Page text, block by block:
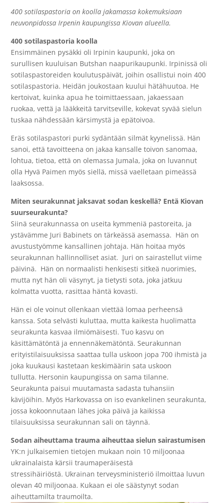
400 sotilaspastoria on koolla jakamassa kokemuksiaan
neuvonpidossa Irpenin kaupungissa Kiovan alueella.
400 sotilaspastoria koolla
Ensimmäinen pysäkki oli Irpinin kaupunki, joka on
surullisen kuuluisan Butshan naapurikaupunki. Irpinissä oli
sotilaspastoreiden koulutuspäivät, joihin osallistui noin 400
sotilaspastoria. Heidän joukostaan kuului hätähuutoa. He
kertoivat, kuinka apua he toimittaessaan, jakaessaan
ruokaa, vettä ja lääkkeitä tarvitseville, kokevat syvää sielun
tuskaa nähdessään kärsimystä ja epätoivoa.
Eräs sotilaspastori purki sydäntään silmät kyynelissä. Hän
sanoi, että tavoitteena on jakaa kansalle toivon sanomaa,
lohtua, tietoa, että on olemassa Jumala, joka on luvannut
olla Hyvä Paimen myös siellä, missä vaelletaan pimeässä
laaksossa.
Miten seurakunnat jaksavat sodan keskellä? Entä Kiovan
suurseurakunta?
Siinä seurakunnassa on useita kymmeniä pastoreita, ja
ystävämme Juri Babinets on tärkeässä asemassa. Hän on
avustustyömme kansallinen johtaja. Hän hoitaa myös
seurakunnan hallinnolliset asiat. Juri on sairastellut viime
päivinä. Hän on normaalisti henkisesti sitkeä nuorimies,
mutta nyt hän oli väsynyt, ja tietysti sota, joka jatkuu
kolmatta vuotta, rasittaa häntä kovasti.
Hän ei ole voinut ollenkaan viettää lomaa perheensä
kanssa. Sota selvästi kuluttaa, mutta kaikesta huolimatta
seurakunta kasvaa ilmiömäisesti. Tuo kasvu on
käsittämätöntä ja ennennäkemätöntä. Seurakunnan
erityistilaisuuksissa saattaa tulla uskoon jopa 700 ihmistä ja
joka kuukausi kastetaan keskimäärin sata uskoon
tullutta. Hersonin kaupungissa on sama tilanne.
Seurakunta paisui muutamasta sadasta tuhansiin
kävijöihin. Myös Harkovassa on iso evankelinen seurakunta,
jossa kokoonnutaan lähes joka päivä ja kaikissa
tilaisuuksissa seurakunnan sali on täynnä.
Sodan aiheuttama trauma aiheuttaa sielun sairastumisen
YK:n julkaisemien tietojen mukaan noin 10 miljoonaa
ukrainalaista kärsii traumaperäisestä
stressihäiriöstä. Ukrainan terveysministeriö ilmoittaa luvun
olevan 40 miljoonaa. Kukaan ei ole säästynyt sodan
aiheuttamilta traumoilta.